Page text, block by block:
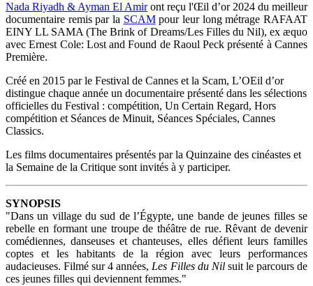
Nada Riyadh & Ayman El Amiront reçu l'Œil d’or2024 du meilleur
documentaire remis par la SCAMpour leur long métrageRAFAAT
EINY LL SAMA (The Brink of Dreams/Les Filles du Nil), ex æquo
avec Ernest Cole: Lost and Found de Raoul Peck présenté à Cannes
Première.
Créé en 2015 par le Festival de Cannes et la Scam, L’OEil d’or
distingue chaque année un documentaire présenté dans les sélections
officielles du Festival : compétition, Un Certain Regard, Hors
compétition et Séances de Minuit, Séances Spéciales, Cannes
Classics.
Les films documentaires présentés par la Quinzaine des cinéastes et
la Semaine de la Critique sont invités à y participer.
SYNOPSIS
"Dans un village du sud de l’Égypte, une bande de jeunes filles se
rebelle en formant une troupe de théâtre de rue. Rêvant de devenir
comédiennes, danseuses et chanteuses, elles défient leurs familles
coptes et les habitants de la région avec leurs performances
audacieuses. Filmé sur 4 années,Les Filles du Nil suit le parcours de
ces jeunes filles qui deviennent femmes."